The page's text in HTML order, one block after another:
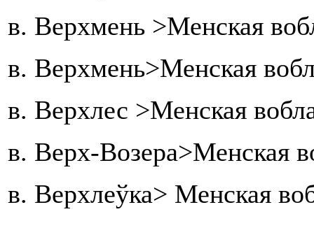
в. Верхмень >Менская
в. Верхмень>Менская
в. Верхлес >Менская
в. Верх-Возера>Менская
в. Верхлеўка> Менская